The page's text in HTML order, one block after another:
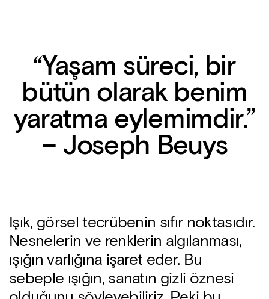
“Yaşam süreci, bir
bütün olarak benim
yaratma eylemimdir.”
– Joseph Beuys
Işık, görsel tecrübenin sıfır noktasıdır.
Nesnelerin ve renklerin algılanması,
ışığın varlığına işaret eder. Bu
sebeple ışığın, sanatın gizli öznesi